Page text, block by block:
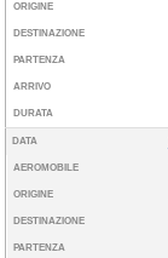
ORIGINE
DESTINAZIONE
PARTENZA
ARRIVO
DURATA
DATA
AEROMOBILE
ORIGINE
DESTINAZIONE
PARTENZA